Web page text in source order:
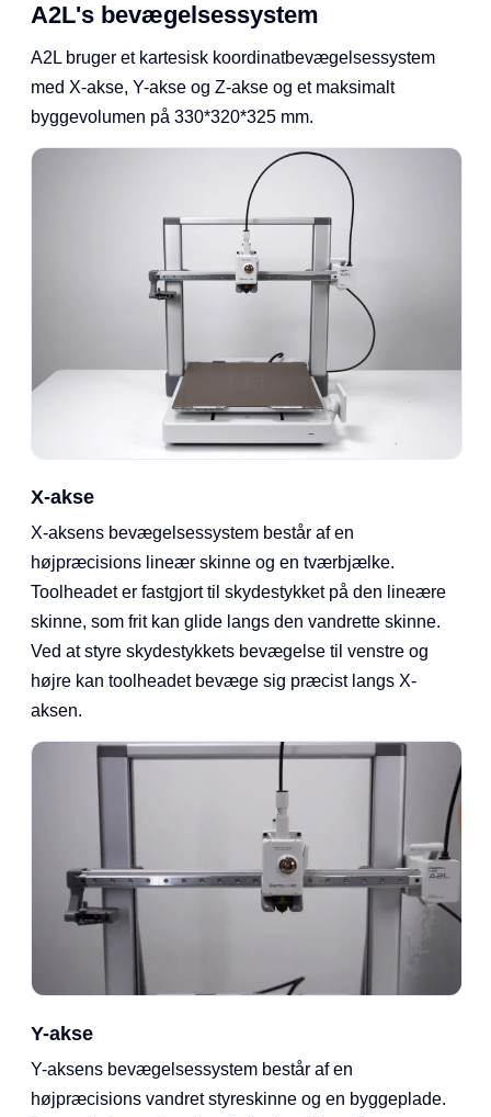
A2L's bevægelsessystem
A2L bruger et kartesisk koordinatbevægelsessystem
med X-akse, Y-akse og Z-akse og et maksimalt
byggevolumen på 330*320*325 mm.
X-akse
X-aksens bevægelsessystem består af en
højpræcisions lineær skinne og en tværbjælke.
Toolheadet er fastgjort til skydestykket på den lineære
skinne, som frit kan glide langs den vandrette skinne.
Ved at styre skydestykkets bevægelse til venstre og
højre kan toolheadet bevæge sig præcist langs X-
aksen.
Y-akse
Y-aksens bevægelsessystem består af en
højpræcisions vandret styreskinne og en byggeplade.